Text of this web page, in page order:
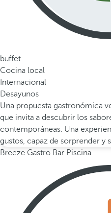
buffet
Cocina local
Internacional
Desayunos
Una propuesta gastronómica
que invita a descubrir los
contemporáneas. Una
gustos, capaz de sorprender y
Breeze Gastro Bar Piscina